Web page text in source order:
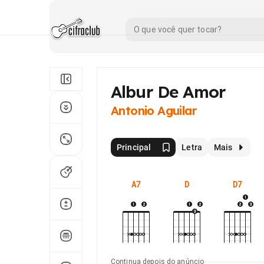
Albur De Amor
Antonio Aguilar
Principal Letra Mais
A7 D D7
Continua depois do anúncio